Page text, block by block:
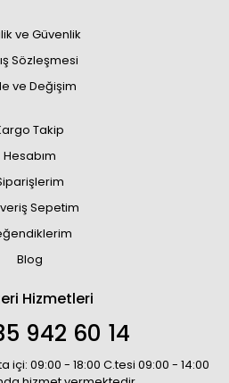
ve Güvenlik
Sözleşmesi
ve Değişim
Takip
Hesabım
Sepetim
Blog
Hizmetleri
942 60 14
09:00 - 18:00 C.tesi 09:00 - 14:00